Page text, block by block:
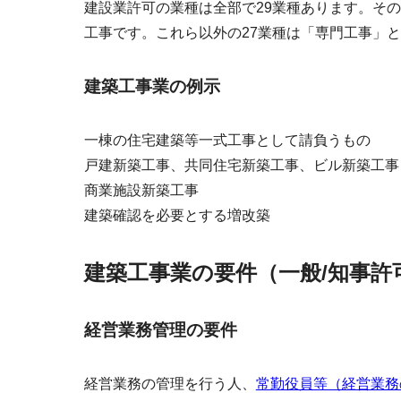
建設業許可の業種は全部で29業種あります。そ
工事です。これら以外の27業種は「専門工事」
建築工事業の例示
一棟の住宅建築等一式工事として請負うもの
戸建新築工事、共同住宅新築工事、ビル新築工事
商業施設新築工事
建築確認を必要とする増改築
建築工事業の要件（一般/知事許
経営業務管理の要件
経営業務の管理を行う人、 常勤役員等（経営業